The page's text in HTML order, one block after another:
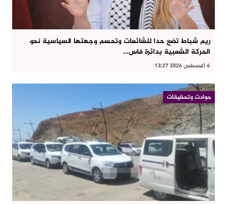
ريم شباط تضع حدا للشائعات وتحسم وجهتها السياسية نحو
الحركة الشعبية بدائرة فاس…
6 أغسطس 2026 13:27
حوادت وتحقيقات